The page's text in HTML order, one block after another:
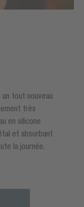
un tout nouveau
très
en silicone
et absorbant
la journée.